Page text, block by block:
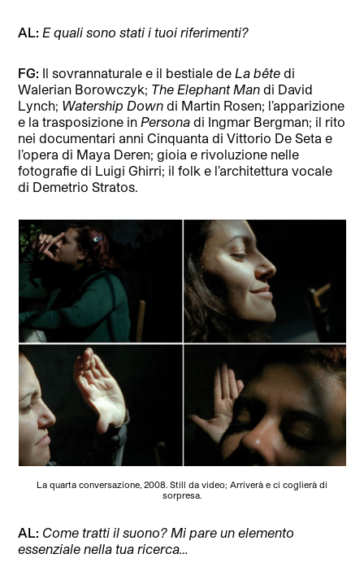
AL: E quali sono stati i tuoi riferimenti?
FG: Il sovrannaturale e il bestiale de La bête di
Walerian Borowczyk; The Elephant Man di David
Lynch; Watership Down di Martin Rosen; l’apparizione
e la trasposizione in Persona di Ingmar Bergman; il rito
nei documentari anni Cinquanta di Vittorio De Seta e
l’opera di Maya Deren; gioia e rivoluzione nelle
fotografie di Luigi Ghirri; il folk e l’architettura vocale
di Demetrio Stratos.
La quarta conversazione, 2008. Still da video; Arriverà e ci coglierà di
sorpresa.
AL: Come tratti il suono? Mi pare un elemento
essenziale nella tua ricerca…